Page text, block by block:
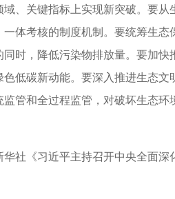
域、关键指标上实现新突破。要
一体考核的制度机制。要统筹生
同时，降低污染物排放量。要加
色低碳新动能。要深入推进生态
监管和全过程监管，对破坏生态
华社《习近平主持召开中央全面